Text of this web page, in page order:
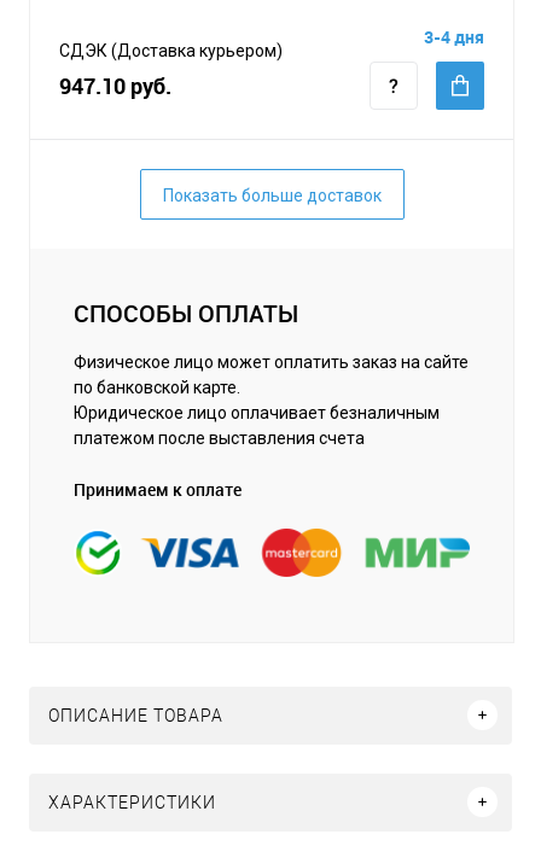
СДЭК (Доставка курьером)
947.10 руб.
3-4 дня
Показать больше доставок
СПОСОБЫ ОПЛАТЫ
Физическое лицо может оплатить заказ на сайте
по банковской карте.
Юридическое лицо оплачивает безналичным
платежом после выставления счета
Принимаем к оплате
ОПИСАНИЕ ТОВАРА
ХАРАКТЕРИСТИКИ